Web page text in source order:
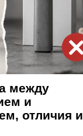
между
и
отличия и